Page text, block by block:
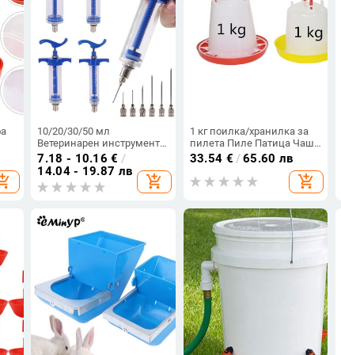
10/20/30/50 мл
Ветеринарен инструмент
Спринцовка за ваксина с
10 игли за
селскостопански добитък
Свине Говеда Овце Пиле
инжектиране на карфица
7.18 - 10.16 € /
14.04 - 19.87 лв
add_shopping_cart
1 кг поилка/хранилка за
пилета Пиле Патица Чаши
за пиене на птици
Контейнер за хранене
Селскостопански животни
Хранене на домашни
поливане
33.54 € /65.60 лв
add_shopping_cart